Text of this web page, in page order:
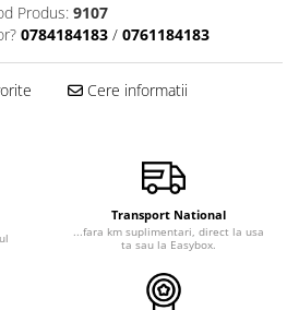
Produs: 9107
0784184183 / 0761184183
Cere informatii
Transport National
...fara km suplimentari, direct la usa
ta sau la Easybox.